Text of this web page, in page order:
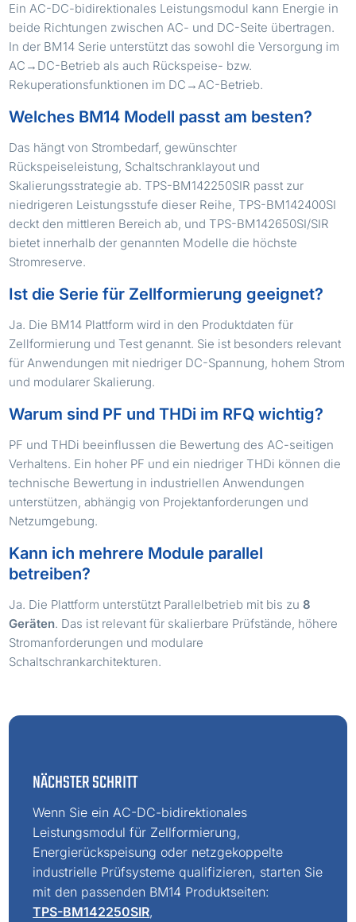
Ein AC-DC-bidirektionales Leistungsmodul kann Energie in
beide Richtungen zwischen AC- und DC-Seite übertragen.
In der BM14 Serie unterstützt das sowohl die Versorgung im
AC→DC-Betrieb als auch Rückspeise- bzw.
Rekuperationsfunktionen im DC→AC-Betrieb.
Welches BM14 Modell passt am besten?
Das hängt von Strombedarf, gewünschter
Rückspeiseleistung, Schaltschranklayout und
Skalierungsstrategie ab. TPS-BM142250SIR passt zur
niedrigeren Leistungsstufe dieser Reihe, TPS-BM142400SI
deckt den mittleren Bereich ab, und TPS-BM142650SI/SIR
bietet innerhalb der genannten Modelle die höchste
Stromreserve.
Ist die Serie für Zellformierung geeignet?
Ja. Die BM14 Plattform wird in den Produktdaten für
Zellformierung und Test genannt. Sie ist besonders relevant
für Anwendungen mit niedriger DC-Spannung, hohem Strom
und modularer Skalierung.
Warum sind PF und THDi im RFQ wichtig?
PF und THDi beeinflussen die Bewertung des AC-seitigen
Verhaltens. Ein hoher PF und ein niedriger THDi können die
technische Bewertung in industriellen Anwendungen
unterstützen, abhängig von Projektanforderungen und
Netzumgebung.
Kann ich mehrere Module parallel
betreiben?
Ja. Die Plattform unterstützt Parallelbetrieb mit bis zu8
Geräten. Das ist relevant für skalierbare Prüfstände, höhere
Stromanforderungen und modulare
Schaltschrankarchitekturen.
NÄCHSTER SCHRITT
Wenn Sie ein AC-DC-bidirektionales
Leistungsmodul für Zellformierung,
Energierückspeisung oder netzgekoppelte
industrielle Prüfsysteme qualifizieren, starten Sie
mit den passenden BM14 Produktseiten:
TPS-BM142250SIR,